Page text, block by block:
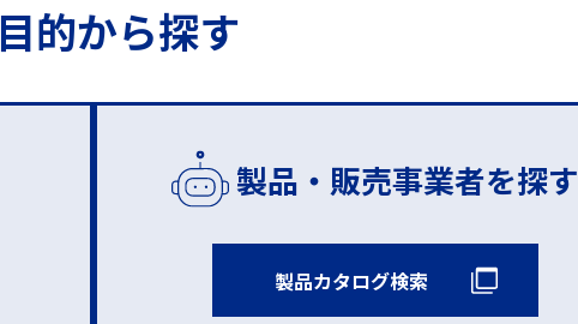
目的から探す
製品・販売事業者を探す
製品カタログ検索